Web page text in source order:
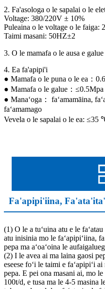
2. Fa'asologa o le sapalai o le
Voltage: 380/220V ± 10%
Puleaina o le voltage o le faiga:
Taimi masani: 50HZ±2
3. O le mamafa o le ausa e
4. Ea fa'apipi'i
● Mamafa o le puna o le ea：
● Mamafa o le galue：≤0.5Mpa
● Manaʻoga： faʻamamāina,
faʻamamago
Vevela o le sapalai o le ea: ≤35
Fa'apipi'iina,
(1) O le a tuʻuina atu e le
atu inisinia mo le faʻapipiʻiina,
pepa ma aʻoaʻoina le
(2) I le avea ai ma laina gaosi
eseese foʻi le taimi e faʻapipiʻi
pepa. E pei ona masani ai, mo
100t/d, e tusa ma le 4-5 masina